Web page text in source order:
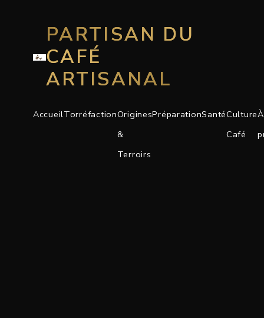
PARTISAN DU
CAFÉ
ARTISANAL
AccueilTorréfactionOrigines
&
Terroirs
PréparationSantéCulture
Café
À